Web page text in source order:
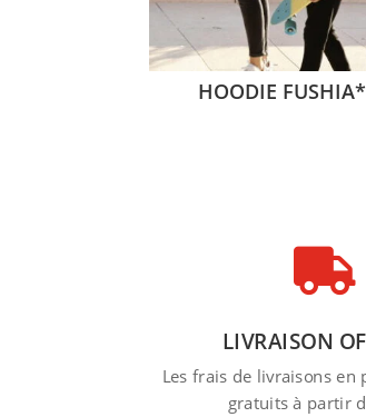
HOODIE FUSHIA*

LIVRAISON
Les frais de livraisons en
gratuits à partir